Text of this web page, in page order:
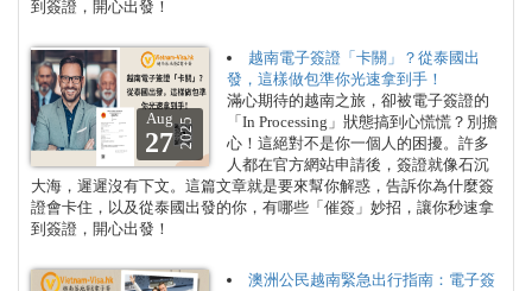
到簽證，開心出發！
Aug
272025
越南電子簽證「卡關」？從泰國出
發，這樣做包準你光速拿到手！
滿心期待的越南之旅，卻被電子簽證的
「In Processing」狀態搞到心慌慌？別擔
心！這絕對不是你一個人的困擾。許多
人都在官方網站申請後，簽證就像石沉
大海，遲遲沒有下文。這篇文章就是要來幫你解惑，告訴你為什麼簽
證會卡住，以及從泰國出發的你，有哪些「催簽」妙招，讓你秒速拿
到簽證，開心出發！
澳洲公民越南緊急出行指南：電子簽